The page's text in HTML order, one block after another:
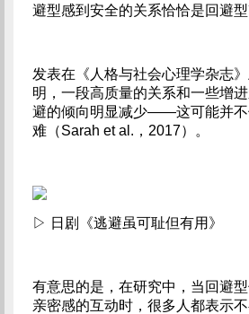
避型感到安全的关系恰恰是回避型
发表在《人格与社会心理学杂志
明，一段高质量的关系和一些增
避的倾向明显减少——这可能并不
难（Sarah et al.，2017）。
▷ 日剧《逃避虽可耻但有用》
有意思的是，在研究中，当回避
亲密感的互动时，很多人都表示